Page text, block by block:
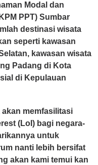
Modal dan
PPT) Sumbar
destinasi wisata
seperti kawasan
kawasan wisata
Padang di Kota
di Kepulauan
memfasilitasi
(LoI) bagi negara-
untuk
nanti lebih bersifat
akan kami temui kan